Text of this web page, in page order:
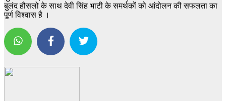
बुलंद हौसलो के साथ देवी सिंह भाटी के समर्थकों को आंदोलन की सफलता का
पूर्ण विश्वास है ।